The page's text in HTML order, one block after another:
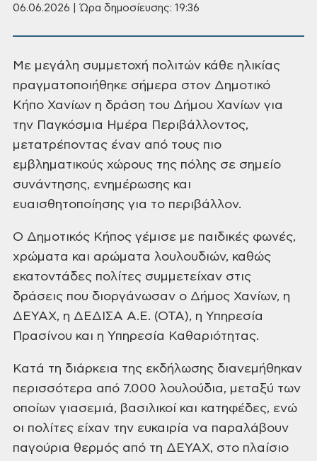
06.06.2026 | Ώρα δημοσίευσης: 19:36
Με μεγάλη συμμετοχή πολιτών κάθε ηλικίας
πραγματοποιήθηκε σήμερα στον Δημοτικό
Κήπο Χανίων η δράση του Δήμου Χανίων για
την Παγκόσμια Ημέρα Περιβάλλοντος,
μετατρέποντας έναν από τους πιο
εμβληματικούς χώρους της πόλης σε σημείο
συνάντησης, ενημέρωσης και
ευαισθητοποίησης για το περιβάλλον.
Ο Δημοτικός Κήπος γέμισε με παιδικές φωνές,
χρώματα και αρώματα λουλουδιών, καθώς
εκατοντάδες πολίτες συμμετείχαν στις
δράσεις που διοργάνωσαν ο Δήμος Χανίων, η
ΔΕΥΑΧ, η ΔΕΔΙΣΑ Α.Ε. (ΟΤΑ), η Υπηρεσία
Πρασίνου και η Υπηρεσία Καθαριότητας.
Κατά τη διάρκεια της εκδήλωσης διανεμήθηκαν
περισσότερα από 7.000 λουλούδια, μεταξύ των
οποίων γιασεμιά, βασιλικοί και κατηφέδες, ενώ
οι πολίτες είχαν την ευκαιρία να παραλάβουν
παγούρια θερμός από τη ΔΕΥΑΧ, στο πλαίσιο